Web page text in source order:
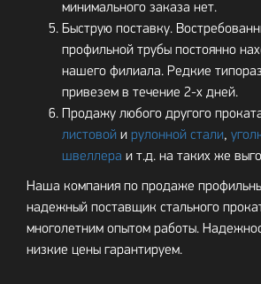
минимального заказа нет.
Быструю поставку.
профильной трубы постоянно
нашего филиала. Редкие
привезем в течение 2-х дней.
Продажу любого другого
листовой и рулонной стали,
швеллера и т.д. на таких же
Наша компания по продаже
надежный поставщик стального
многолетним опытом работы.
низкие цены гарантируем.